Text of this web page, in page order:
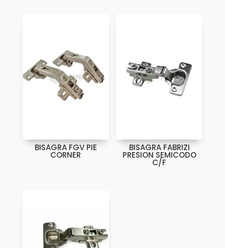
BISAGRA FGV PIE
CORNER
BISAGRA FABRIZI
PRESION SEMICODO
C/F